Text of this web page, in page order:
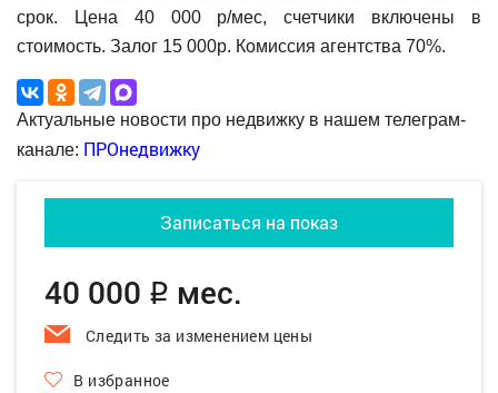
срок. Цена 40 000 р/мес, счетчики включены в
стоимость. Залог 15 000р. Комиссия агентства 70%.
Актуальные новости про недвижку в нашем телеграм-
канале: ПРОнедвижку
Записаться на показ
40 000 q мес.
Следить за изменением цены
В избранное